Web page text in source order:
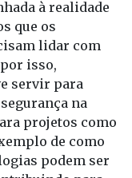
entregue ao
à realidade
que os
lidar com
isso,
servir para
na
projetos como
de como